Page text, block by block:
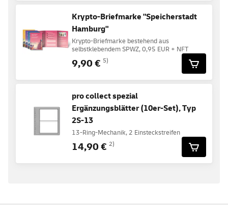
Krypto-Briefmarke "Speicherstadt
Hamburg"
Krypto-Briefmarke bestehend aus
selbstklebendem SPWZ, 0,95 EUR + NFT
9,90 € 5)
pro collect spezial
Ergänzungsblätter (10er-Set), Typ
2S-13
13-Ring-Mechanik, 2 Einsteckstreifen
14,90 € 2)